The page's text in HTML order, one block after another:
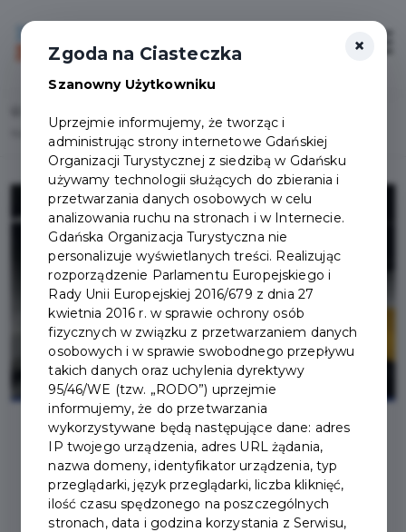
Login/Rejestracja
Niższy podatek za garaż lub miejsce postojowe w budynku mieszkalnym
2025-01-07
NIŻSZY PODATEK ZA
×
Zgoda na Ciasteczka
Szanowny Użytkowniku
Uprzejmie informujemy, że tworząc i
administrując strony internetowe Gdańskiej
Organizacji Turystycznej z siedzibą w Gdańsku
używamy technologii służących do zbierania i
przetwarzania danych osobowych w celu
analizowania ruchu na stronach i w Internecie.
Gdańska Organizacja Turystyczna nie
personalizuje wyświetlanych treści. Realizując
rozporządzenie Parlamentu Europejskiego i
Rady Unii Europejskiej 2016/679 z dnia 27
kwietnia 2016 r. w sprawie ochrony osób
fizycznych w związku z przetwarzaniem danych
osobowych i w sprawie swobodnego przepływu
takich danych oraz uchylenia dyrektywy
95/46/WE (tzw. „RODO”) uprzejmie
informujemy, że do przetwarzania
wykorzystywane będą następujące dane: adres
IP twojego urządzenia, adres URL żądania,
nazwa domeny, identyfikator urządzenia, typ
przeglądarki, język przeglądarki, liczba kliknięć,
ilość czasu spędzonego na poszczególnych
stronach, data i godzina korzystania z Serwisu,